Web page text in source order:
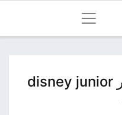
تردد قناة ديزني جونيور disney junior